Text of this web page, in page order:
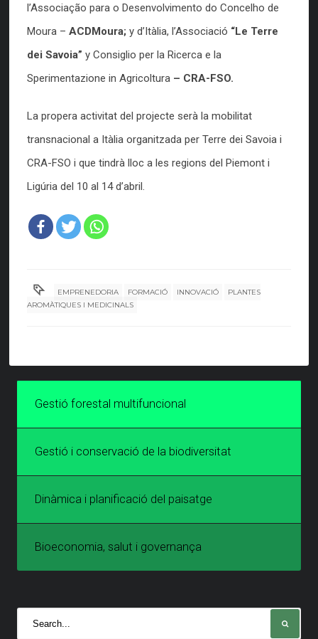
l’Associação para o Desenvolvimento do Concelho de
Moura – ACDMoura; y d’Itàlia, l’Associació “Le Terre
dei Savoia” y Consiglio per la Ricerca e la
Sperimentazione in Agricoltura – CRA-FSO.
La propera activitat del projecte serà la mobilitat
transnacional a Itàlia organitzada per Terre dei Savoia i
CRA-FSO i que tindrà lloc a les regions del Piemont i
Ligúria del 10 al 14 d’abril.
EMPRENEDORIA FORMACIÓ INNOVACIÓ
PLANTES
AROMÀTIQUES I MEDICINALS
Gestió forestal multifuncional
Gestió i conservació de la biodiversitat
Dinàmica i planificació del paisatge
Bioeconomia, salut i governança